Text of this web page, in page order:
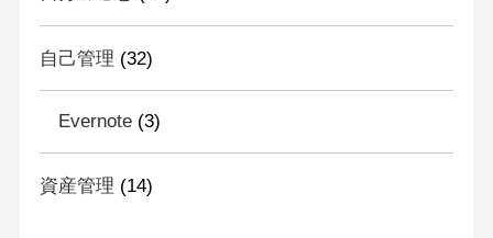
自己管理 (32)
Evernote(3)
資産管理 (14)